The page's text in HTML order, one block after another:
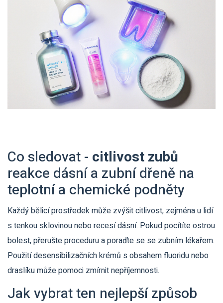
Co sledovat - citlivost zubů
reakce dásní a zubní dřeně na
teplotní a chemické podněty
Každý bělicí prostředek může zvýšit citlivost, zejména u lidí
s tenkou sklovinou nebo recesí dásní. Pokud pocítíte ostrou
bolest, přerušte proceduru a poraďte se se zubním lékařem.
Použití desensibilizačních krémů s obsahem fluoridu nebo
draslíku může pomoci zmírnit nepříjemnosti.
Jak vybrat ten nejlepší způsob